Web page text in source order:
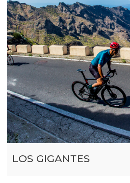
LOS GIGANTES